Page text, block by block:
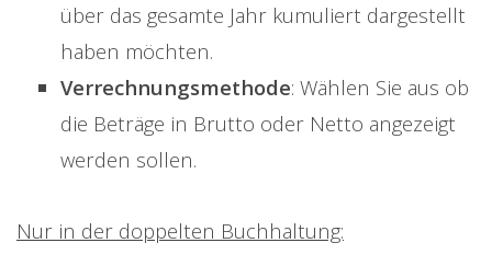
über das gesamte Jahr kumuliert dargestellt
haben möchten.
Verrechnungsmethode: Wählen Sie aus ob
die Beträge in Brutto oder Netto angezeigt
werden sollen.
Nur in der doppelten Buchhaltung: